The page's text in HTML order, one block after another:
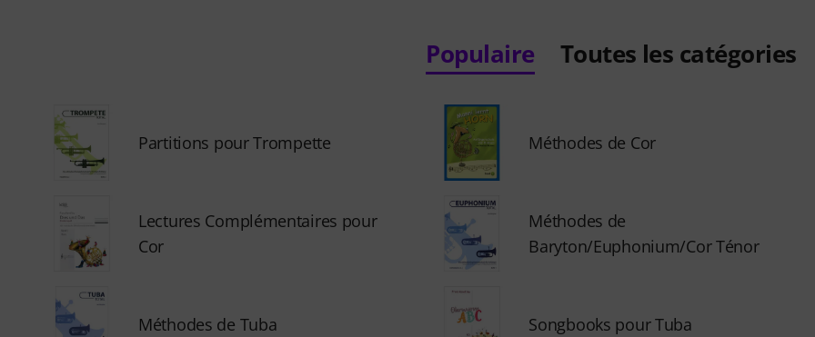
Populaire Toutes les catégories
Partitions pour Trompette Méthodes de Cor
Lectures Complémentaires pour
Cor
Méthodes de
Baryton/Euphonium/Cor Ténor
Méthodes de Tuba Songbooks pour Tuba